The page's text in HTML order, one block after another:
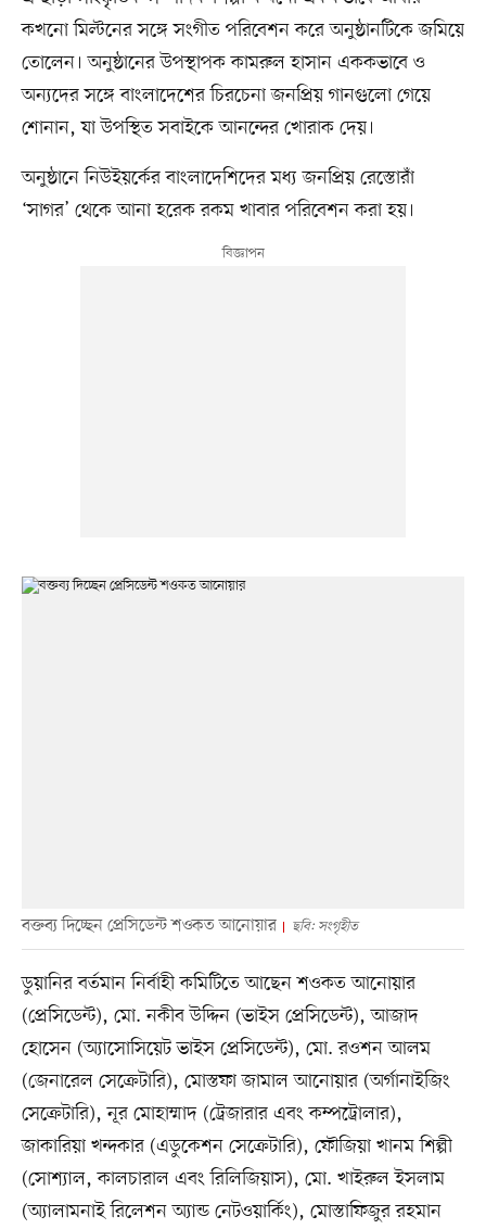
কখনো মিল্টনের সঙ্গে সংগীত পরিবেশন করে অনুষ্ঠানটিকে জমিয়ে
তোলেন। অনুষ্ঠানের উপস্থাপক কামরুল হাসান এককভাবে ও
অন্যদের সঙ্গে বাংলাদেশের চিরচেনা জনপ্রিয় গানগুলো গেয়ে
শোনান, যা উপস্থিত সবাইকে আনন্দের খোরাক দেয়।
অনুষ্ঠানে নিউইয়র্কের বাংলাদেশিদের মধ্য জনপ্রিয় রেস্তোরাঁ
‘সাগর’ থেকে আনা হরেক রকম খাবার পরিবেশন করা হয়।
বক্তব্য দিচ্ছেন প্রেসিডেন্ট শওকত আনোয়ার ছবি: সংগৃহীত
ডুয়ানির বর্তমান নির্বাহী কমিটিতে আছেন শওকত আনোয়ার
(প্রেসিডেন্ট), মো. নকীব উদ্দিন (ভাইস প্রেসিডেন্ট), আজাদ
হোসেন (অ্যাসোসিয়েট ভাইস প্রেসিডেন্ট), মো. রওশন আলম
(জেনারেল সেক্রেটারি), মোস্তফা জামাল আনোয়ার (অর্গানাইজিং
সেক্রেটারি), নূর মোহাম্মাদ (ট্রেজারার এবং কম্পট্রোলার),
জাকারিয়া খন্দকার (এডুকেশন সেক্রেটারি), ফৌজিয়া খানম শিল্পী
(সোশ্যাল, কালচারাল এবং রিলিজিয়াস), মো. খাইরুল ইসলাম
(অ্যালামনাই রিলেশন অ্যান্ড নেটওয়ার্কিং), মোস্তাফিজুর রহমান